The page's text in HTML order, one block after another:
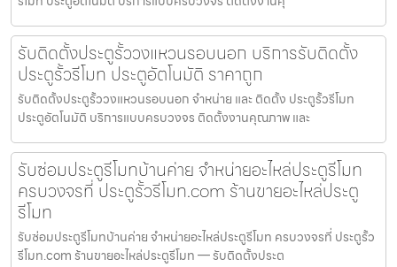
รับติดตั้งประตูรั้ววงแหวนรอบนอก บริการรับติดตั้ง
ประตูรั้วรีโมท ประตูอัตโนมัติ ราคาถูก
รับติดตั้งประตูรั้ววงแหวนรอบนอก จำหน่าย และ ติดตั้ง ประตูรั้วรีโมท
ประตูอัตโนมัติ บริการแบบครบวงจร ติดตั้งงานคุณภาพ และ
รับซ่อมประตูรีโมทบ้านค่าย จำหน่ายอะไหล่ประตูรีโมท
ครบวงจรที่ ประตูรั้วรีโมท.com ร้านขายอะไหล่ประตู
รีโมท
รับซ่อมประตูรีโมทบ้านค่าย จำหน่ายอะไหล่ประตูรีโมท ครบวงจรที่ ประตูรั้ว
รีโมท.com ร้านขายอะไหล่ประตูรีโมท — รับติดตั้งประต